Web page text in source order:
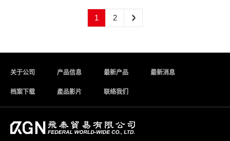
1 2
关于公司 产品信息 最新产品 最新消息
档案下载 產品影片 联络我们